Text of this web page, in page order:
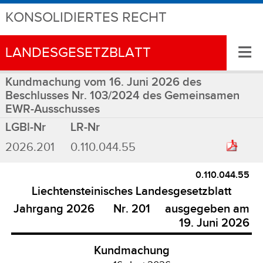
KONSOLIDIERTES RECHT
LANDESGESETZBLATT ≡
Kundmachung vom 16. Juni 2026 des
Beschlusses Nr. 103/2024 des Gemeinsamen
EWR-Ausschusses
LGBl-Nr
LR-Nr
2026.201
0.110.044.55